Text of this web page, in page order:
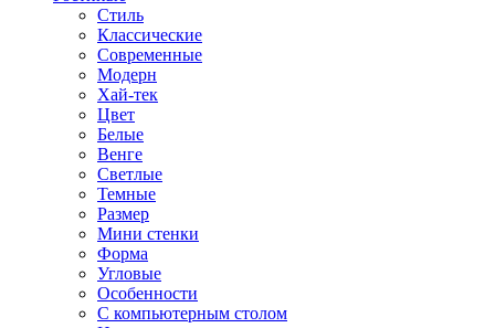
Стиль
Классические
Современные
Модерн
Хай-тек
Цвет
Белые
Венге
Светлые
Темные
Размер
Мини стенки
Форма
Угловые
Особенности
С компьютерным столом